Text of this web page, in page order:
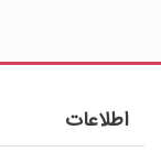
اطلاعات